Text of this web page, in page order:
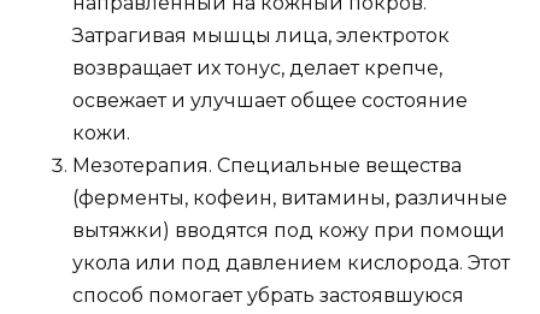
Затрагивая мышцы лица, электроток
возвращает их тонус, делает крепче,
освежает и улучшает общее состояние
кожи.
Мезотерапия. Специальные вещества
(ферменты, кофеин, витамины, различные
вытяжки) вводятся под кожу при помощи
укола или под давлением кислорода. Этот
способ помогает убрать застоявшуюся